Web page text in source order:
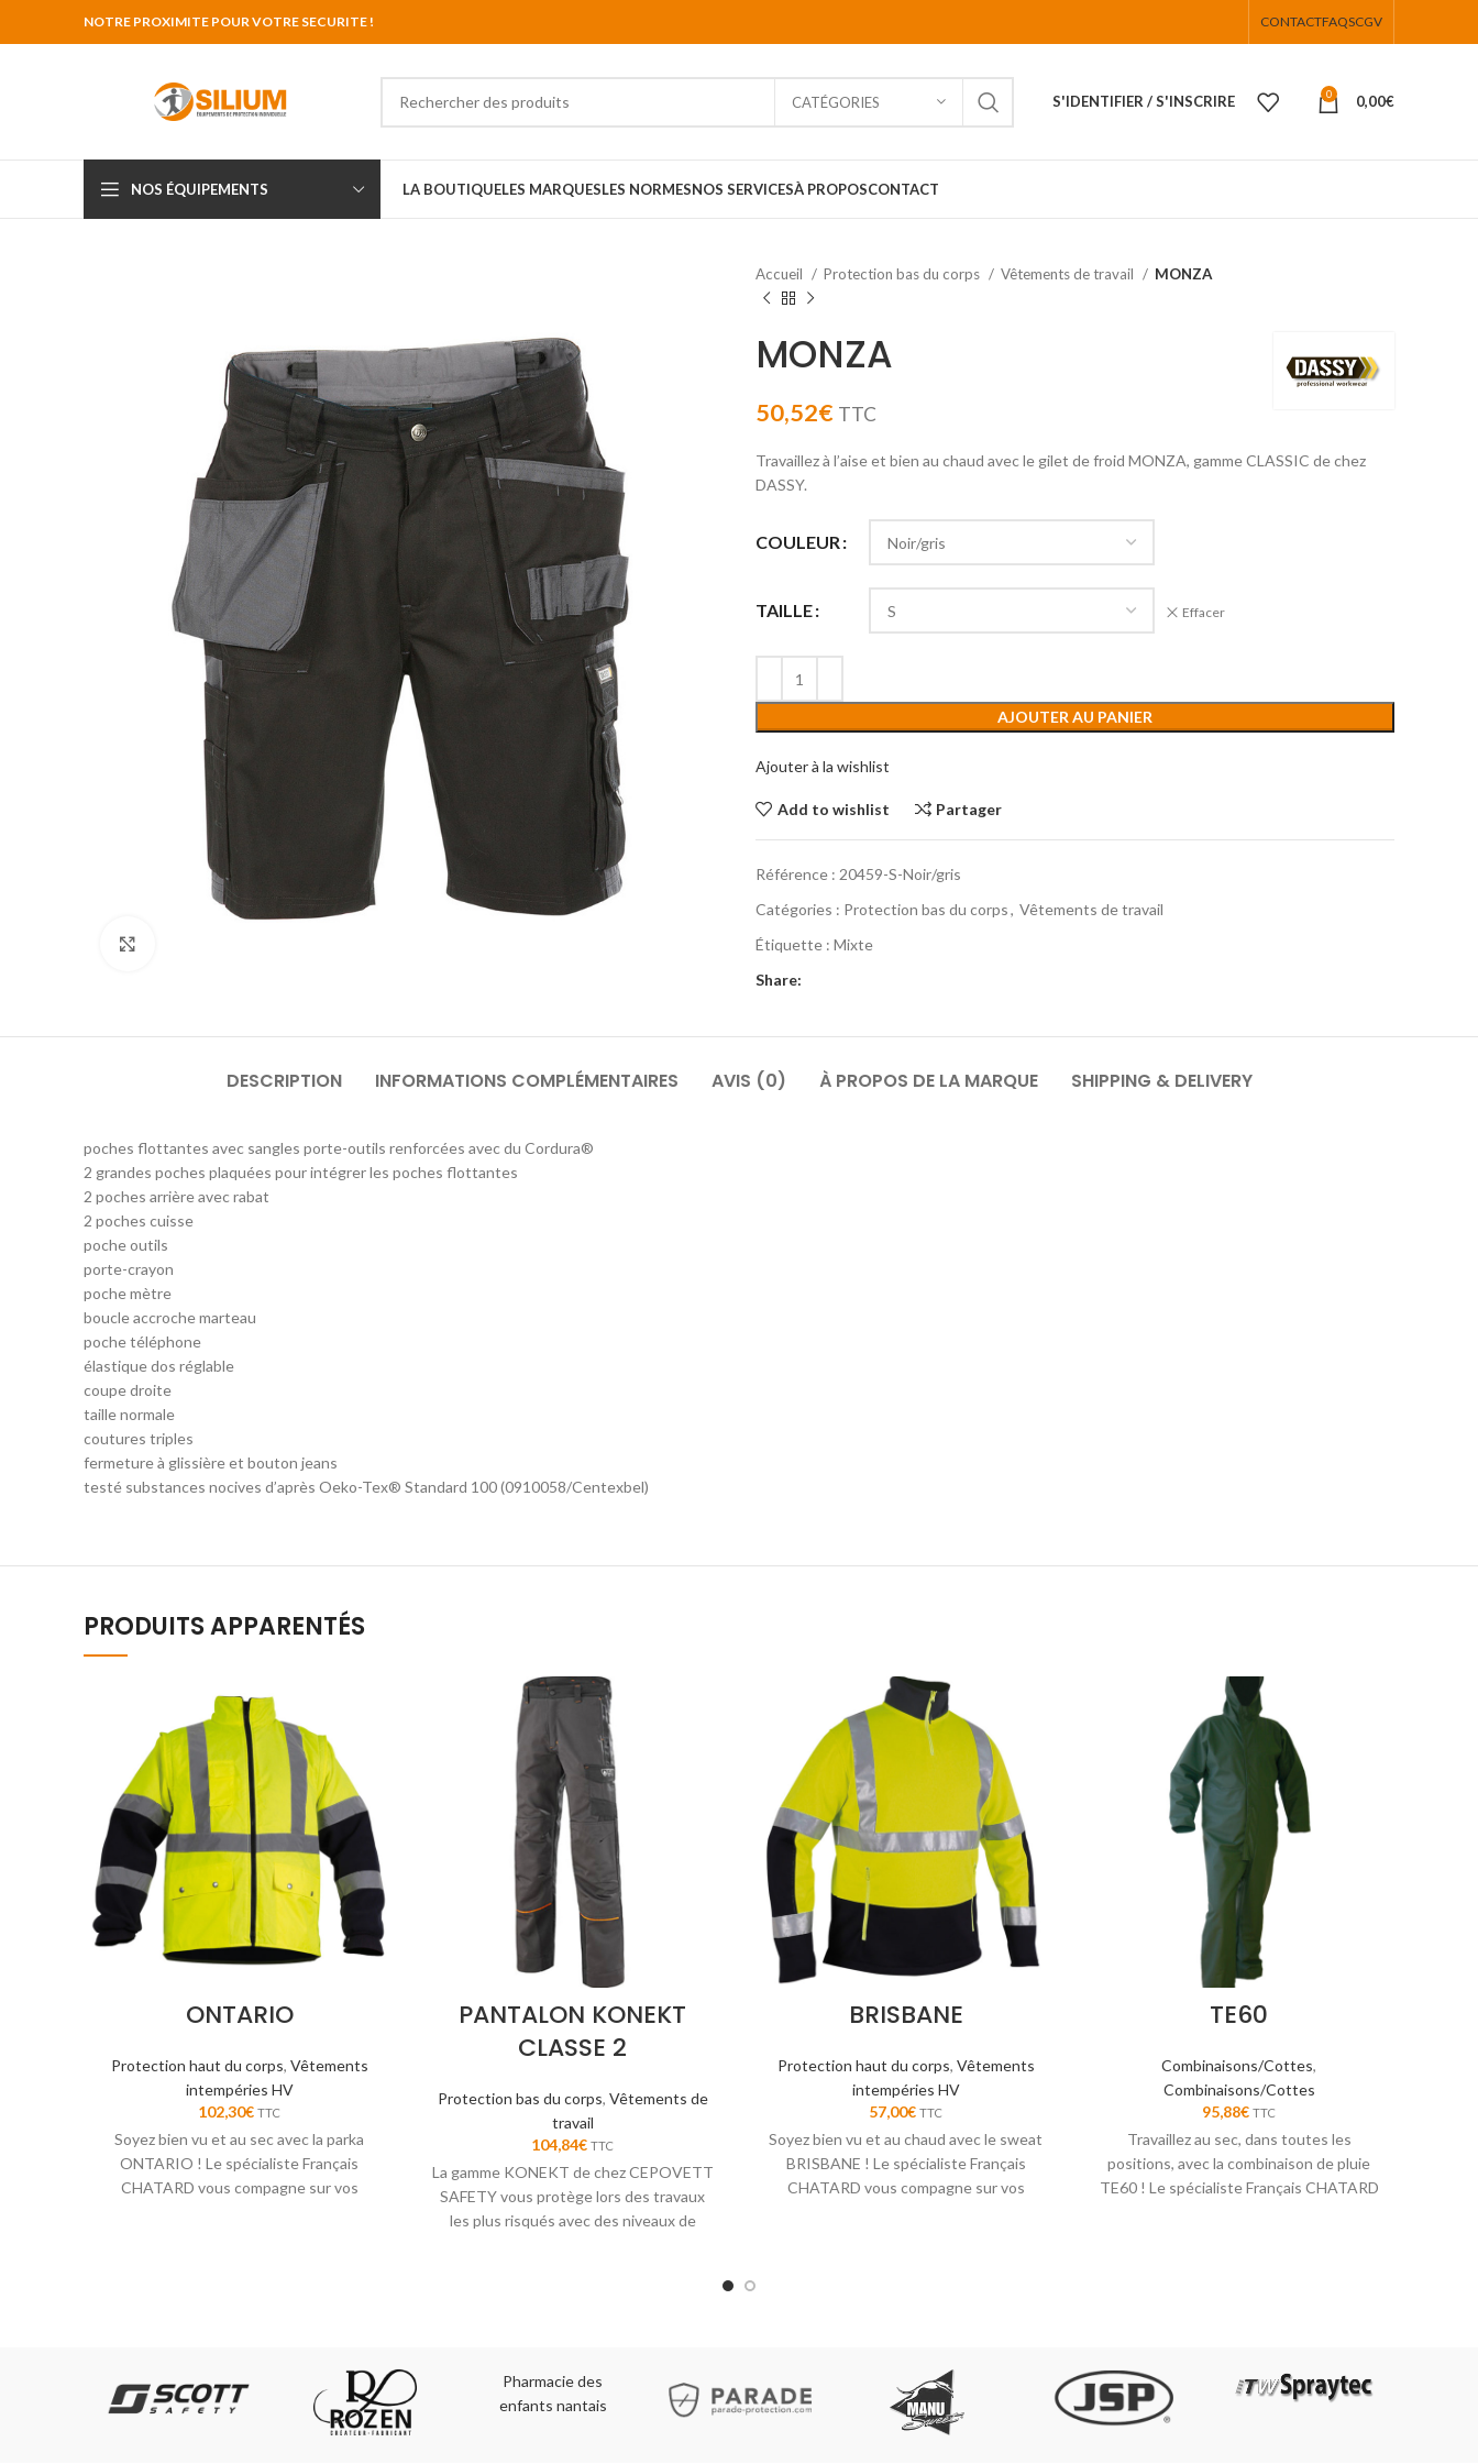
NOTRE PROXIMITE POUR VOTRE SECURITE ! CONTACTFAQSCGV
CATÉGORIES S'IDENTIFIER / S'INSCRIRE 0 0,00€
NOS ÉQUIPEMENTS LA BOUTIQUELES MARQUESLES NORMESNOS SERVICESÀ PROPOSCONTACT
Accueil Protection bas du corps Vêtements de travail MONZA
MONZA
50,52€ TTC
Travaillez à l’aise et bien au chaud avec le gilet de froid MONZA, gamme CLASSIC de chez
DASSY.
COULEUR
TAILLE Effacer
AJOUTER AU PANIER
Ajouter à la wishlist
Add to wishlist Partager
Référence : 20459-S-Noir/gris
Catégories : Protection bas du corps, Vêtements de travail
Étiquette : Mixte
Share:
DESCRIPTION INFORMATIONS COMPLÉMENTAIRES AVIS (0) À PROPOS DE LA MARQUE SHIPPING & DELIVERY
poches flottantes avec sangles porte-outils renforcées avec du Cordura®
2 grandes poches plaquées pour intégrer les poches flottantes
2 poches arrière avec rabat
2 poches cuisse
poche outils
porte-crayon
poche mètre
boucle accroche marteau
poche téléphone
élastique dos réglable
coupe droite
taille normale
coutures triples
fermeture à glissière et bouton jeans
testé substances nocives d’après Oeko-Tex® Standard 100 (0910058/Centexbel)
PRODUITS APPARENTÉS
ONTARIO
Protection haut du corps, Vêtements
intempéries HV
102,30€ TTC
Soyez bien vu et au sec avec la parka
ONTARIO ! Le spécialiste Français
CHATARD vous compagne sur vos
PANTALON KONEKT
CLASSE 2
Protection bas du corps, Vêtements de
travail
104,84€ TTC
La gamme KONEKT de chez CEPOVETT
SAFETY vous protège lors des travaux
les plus risqués avec des niveaux de
BRISBANE
Protection haut du corps, Vêtements
intempéries HV
57,00€ TTC
Soyez bien vu et au chaud avec le sweat
BRISBANE ! Le spécialiste Français
CHATARD vous compagne sur vos
TE60
Combinaisons/Cottes,
Combinaisons/Cottes
95,88€ TTC
Travaillez au sec, dans toutes les
positions, avec la combinaison de pluie
TE60 ! Le spécialiste Français CHATARD
Pharmacie des
enfants nantais